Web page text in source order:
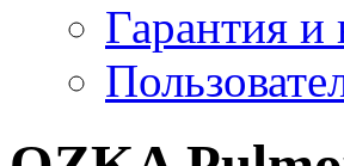
Гарантия и